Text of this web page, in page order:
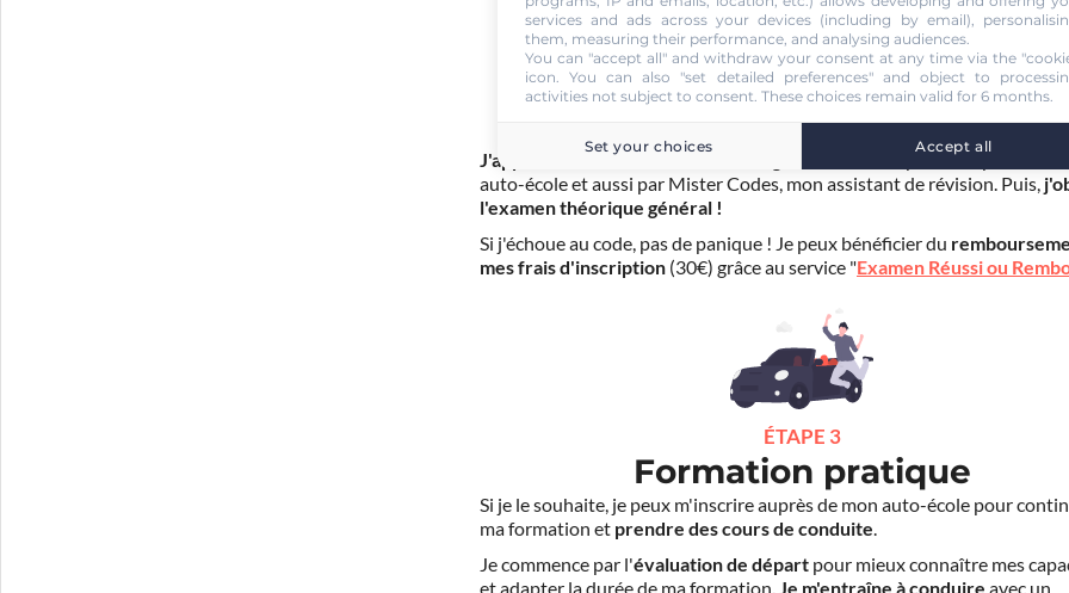
ÉTAPE 2
Examen théorique
J'apprends le Code de la route en ligne
. Je suis aidé par les experts de
auto-école et aussi par Mister Codes, mon assistant de révision. Puis,
l'examen théorique général !
Si j'échoue au code, pas de panique ! Je peux bénéficier du
mes frais d'inscription (30€) grâce au service "Examen Réussi ou
ÉTAPE 3
Formation pratique
Si je le souhaite, je peux m'inscrire auprès de mon auto-école pour
ma formation et prendre des cours de conduite.
Je commence par l'évaluation de départ pour mieux connaître mes
et adapter la durée de ma formation.Je m'entraîne à conduire avec un
services and ads across your devices (including by email),
them, measuring their performance, and analysing audiences.
You can "accept all" and withdraw your consent at any time via the
icon. You can also "set detailed preferences" and object to
activities not subject to consent. These choices remain valid for 6 months.
Set your choices Accept all